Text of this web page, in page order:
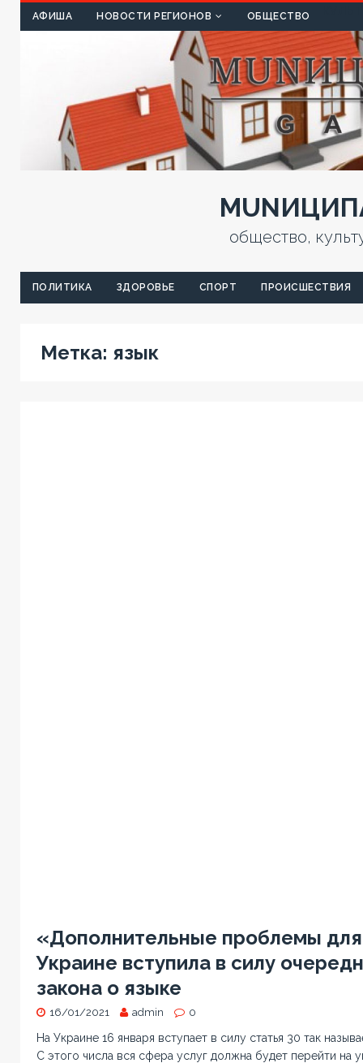
АФИША НОВОСТИ РЕГИОНОВ ОБЩЕСТВО
общество,
ПОЛИТИКА ЗДОРОВЬЕ СПОРТ ПРОИСШЕСТВИЯ
Метка: язык
«Дополнительные проблемы
Украине вступила в силу
закона о языке
16/01/2021 admin 0
На Украине 16 января вступает в силу статья 30 так
С этого числа вся сфера услуг должна будет перейти на